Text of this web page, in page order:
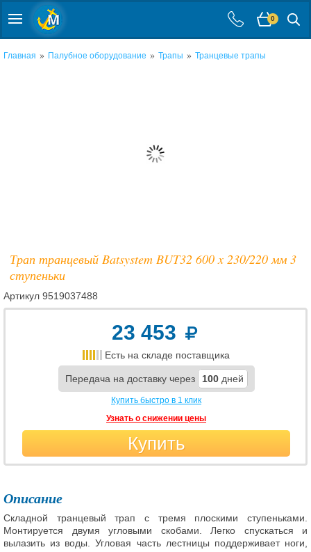
0
Главная » Палубное оборудование » Трапы » Транцевые трапы
Трап транцевый Batsystem BUT32 600 x 230/220 мм 3
ступеньки
Артикул 9519037488
23 453
Есть на складе поставщика
Передача на доставку через 100 дней
Купить быстро в 1 клик
Узнать о снижении цены
Купить
Описание
Складной транцевый трап с тремя плоскими ступеньками.
Монтируется двумя угловыми скобами. Легко спускаться и
вылазить из воды. Угловая часть лестницы поддерживает ноги,